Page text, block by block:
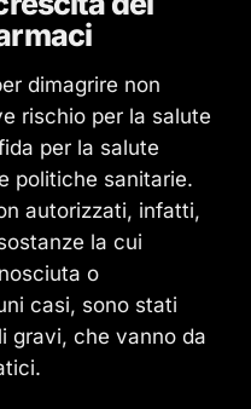
dimagrire non
rischio per la salute
per la salute
politiche sanitarie.
autorizzati, infatti,
la cui
o
casi, sono stati
gravi, che vanno da